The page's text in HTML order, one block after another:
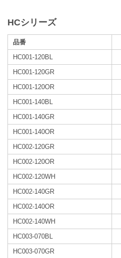
HCシリーズ
品番
HC001-120BL
HC001-120GR
HC001-120OR
HC001-140BL
HC001-140GR
HC001-140OR
HC002-120GR
HC002-120OR
HC002-120WH
HC002-140GR
HC002-140OR
HC002-140WH
HC003-070BL
HC003-070GR